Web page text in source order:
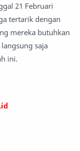
21 Februari
tertarik dengan
mereka butuhkan
saja
ini.